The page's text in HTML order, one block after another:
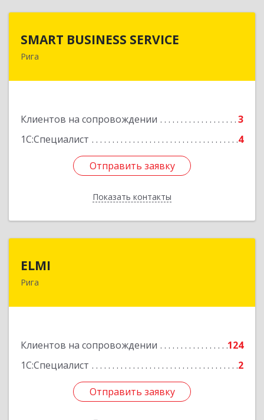
SMART BUSINESS SERVICE
Рига
Клиентов на сопровождении
3
1С:Специалист
4
Отправить заявку
Показать контакты
Отправить заявку
Назад
ELMI
Рига
Клиентов на сопровождении
124
1С:Специалист
2
Отправить заявку
Отправить заявку